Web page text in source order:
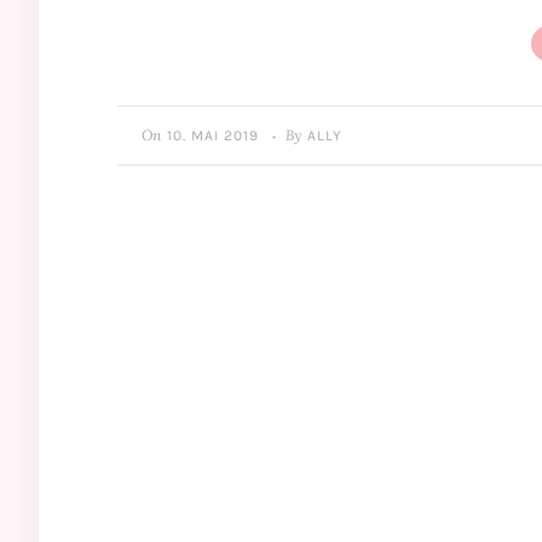
On 10. MAI 2019 • By ALLY